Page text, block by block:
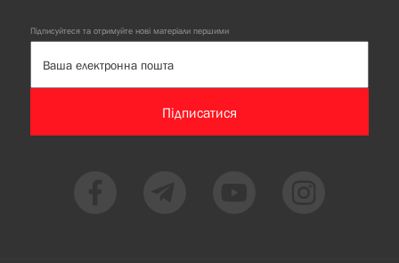
Підписуйтеся та отримуйте нові матеріали першими
Підписатися